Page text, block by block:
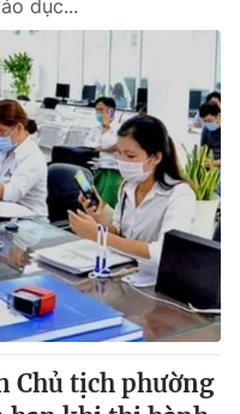
dục...
Chủ tịch phường